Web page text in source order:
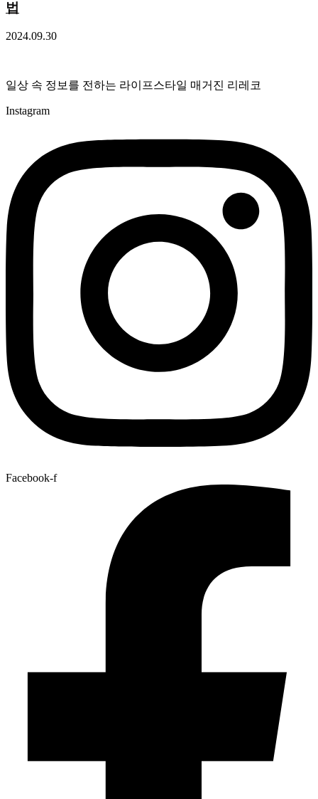
법
2024.09.30
일상 속 정보를 전하는 라이프스타일 매거진 리레코
Instagram
Facebook-f